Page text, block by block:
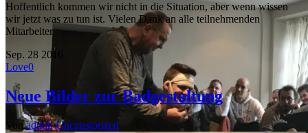
Hoffentlich kommen wir nicht in die Situation, aber wenn wissen
wir jetzt was zu tun ist. Vielen Dank an alle teilnehmenden
Mitarbeiter.
Sep. 28 2016
Love0
Neue Bilder zur Badgestaltung
Von admin Uncategorized